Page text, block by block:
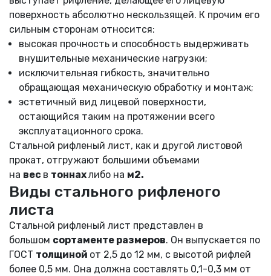
поверхность абсолютно нескользящей. К прочим его
сильным сторонам относится:
высокая прочность и способность выдерживать
внушительные механические нагрузки;
исключительная гибкость, значительно
обращающая механическую обработку и монтаж;
эстетичный вид лицевой поверхности,
остающийся таким на протяжении всего
эксплуатационного срока.
Стальной рифленый лист, как и другой листовой
прокат, отгружают большими объемами
на вес в тоннахлибо на м2.
Виды стального рифленого
листа
Стальной рифленый лист представлен в
большом сортаменте размеров. Он выпускается по
ГОСТ толщиной от 2,5 до 12 мм, с высотой рифлей
более 0,5 мм. Она должна составлять 0,1-0,3 мм от